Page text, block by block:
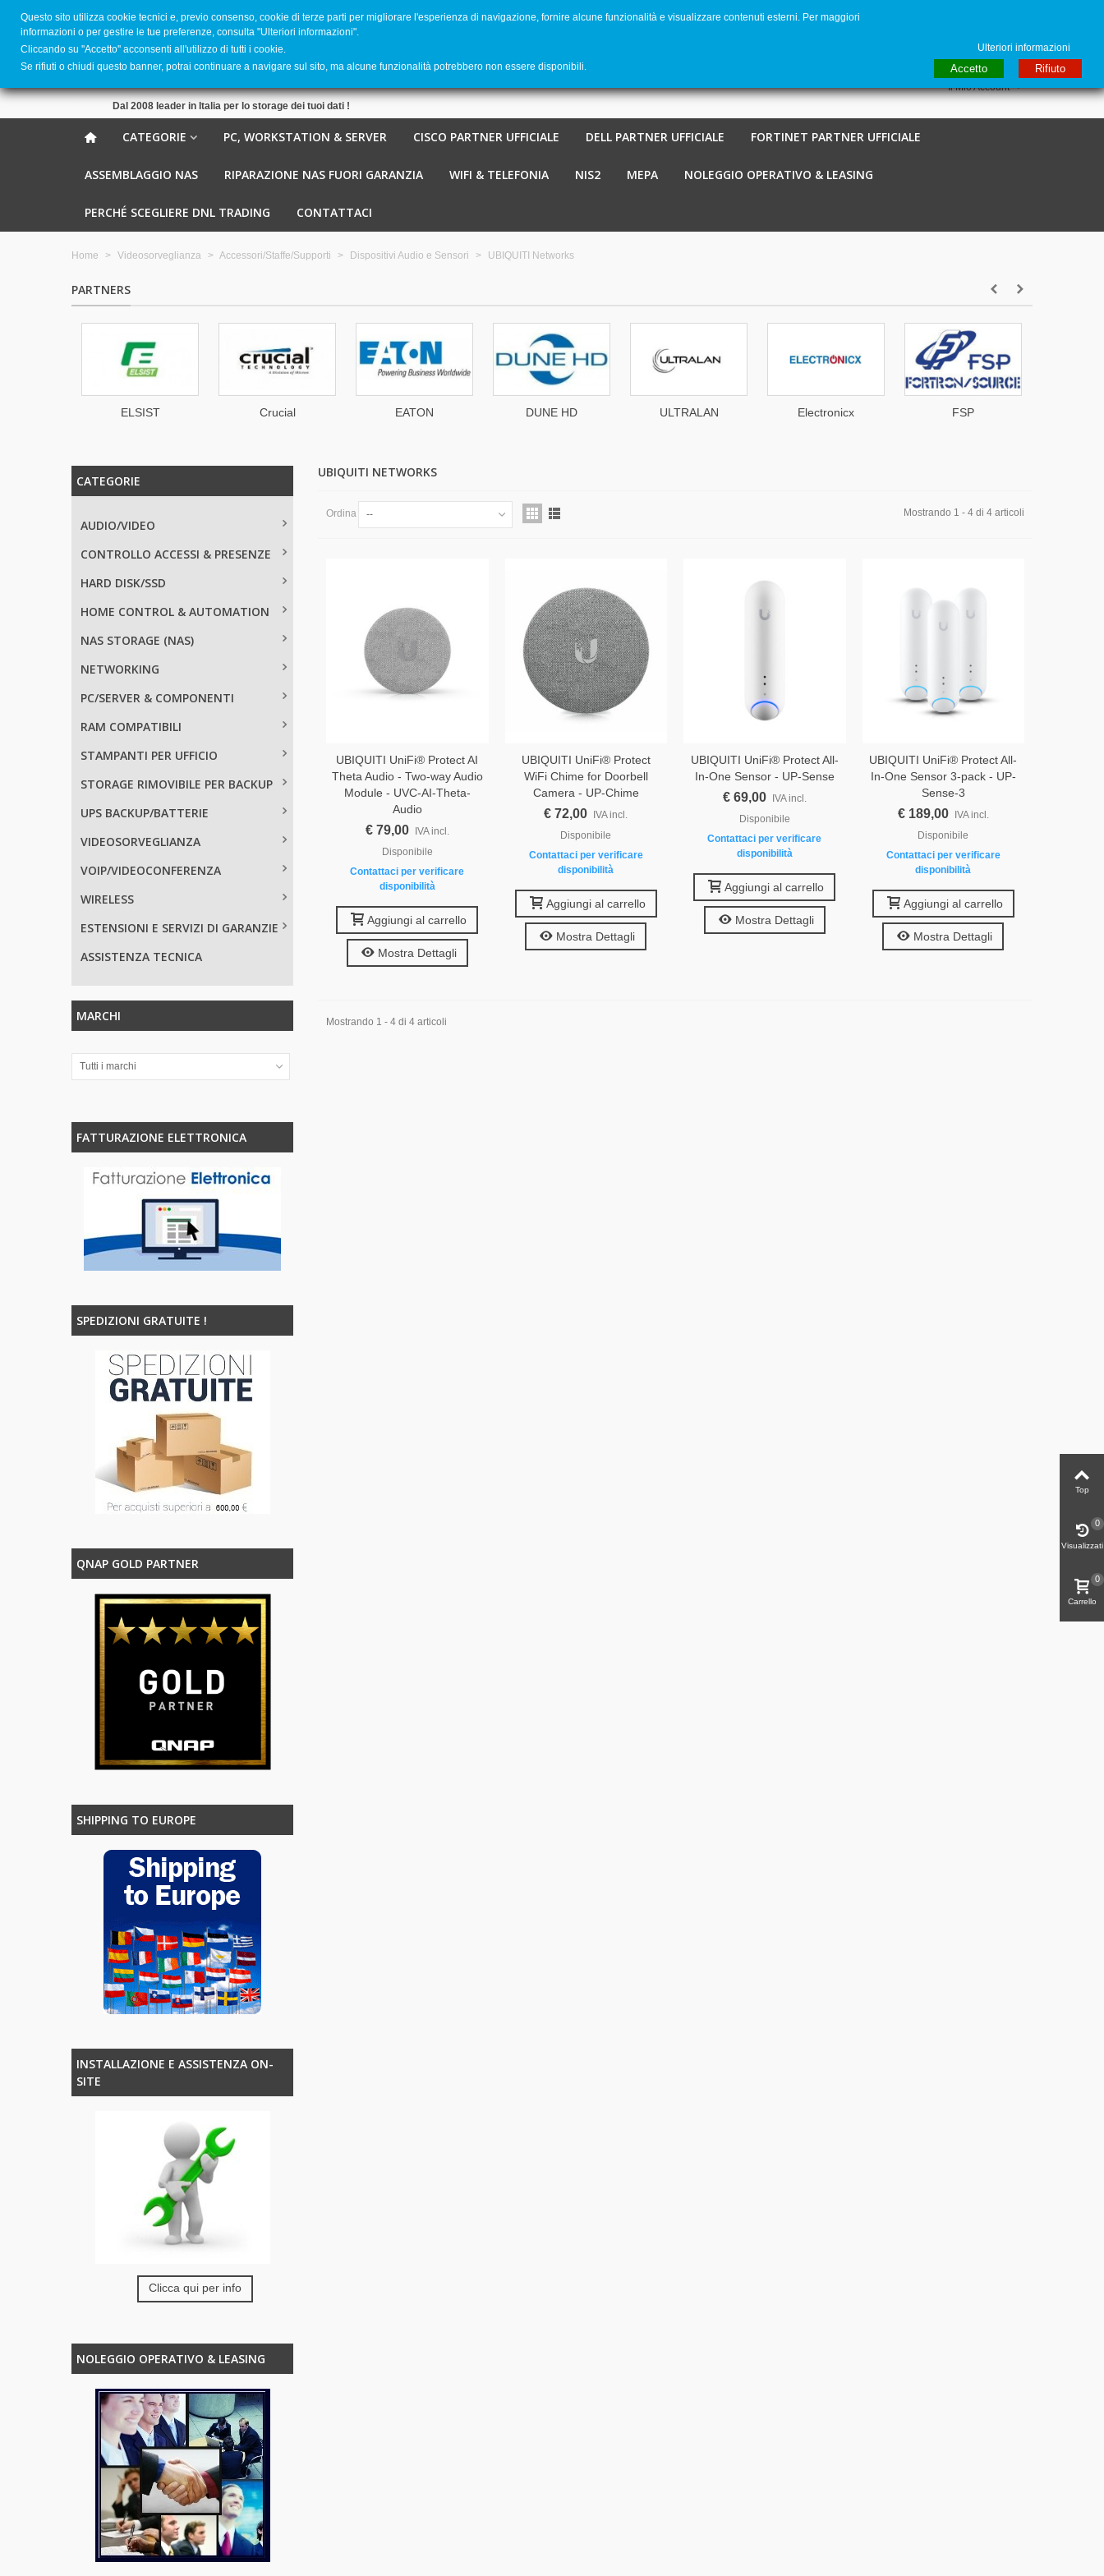
Dal 2008 leader in Italia per lo storage dei tuoi dati !
Il Mio Account
CATEGORIE PC, WORKSTATION & SERVER CISCO PARTNER UFFICIALE DELL PARTNER UFFICIALE FORTINET PARTNER UFFICIALE
ASSEMBLAGGIO NAS RIPARAZIONE NAS FUORI GARANZIA WIFI & TELEFONIA NIS2 MEPA NOLEGGIO OPERATIVO & LEASING
PERCHÉ SCEGLIERE DNL TRADING CONTATTACI
Home > Videosorveglianza > Accessori/Staffe/Supporti > Dispositivi Audio e Sensori > UBIQUITI Networks
PARTNERS
ELSIST Crucial EATON DUNE HD ULTRALAN Electronicx FSP
CATEGORIE
AUDIO/VIDEO
CONTROLLO ACCESSI & PRESENZE
HARD DISK/SSD
HOME CONTROL & AUTOMATION
NAS STORAGE (NAS)
NETWORKING
PC/SERVER & COMPONENTI
RAM COMPATIBILI
STAMPANTI PER UFFICIO
STORAGE RIMOVIBILE PER BACKUP
UPS BACKUP/BATTERIE
VIDEOSORVEGLIANZA
VOIP/VIDEOCONFERENZA
WIRELESS
ESTENSIONI E SERVIZI DI GARANZIE
ASSISTENZA TECNICA
MARCHI
Tutti i marchi
FATTURAZIONE ELETTRONICA
SPEDIZIONI GRATUITE !
QNAP GOLD PARTNER
SHIPPING TO EUROPE
INSTALLAZIONE E ASSISTENZA ON-
SITE
Clicca qui per info
NOLEGGIO OPERATIVO & LEASING
UBIQUITI NETWORKS
Ordina -- Mostrando 1 - 4 di 4 articoli
UBIQUITI UniFi® Protect AI
Theta Audio - Two-way Audio
Module - UVC-AI-Theta-
Audio
€ 79,00
IVA incl.
Disponibile
Contattaci per verificare
disponibilità
Aggiungi al carrello
Mostra Dettagli
UBIQUITI UniFi® Protect
WiFi Chime for Doorbell
Camera - UP-Chime
€ 72,00
IVA incl.
Disponibile
Contattaci per verificare
disponibilità
Aggiungi al carrello
Mostra Dettagli
UBIQUITI UniFi® Protect All-
In-One Sensor - UP-Sense
€ 69,00
IVA incl.
Disponibile
Contattaci per verificare
disponibilità
Aggiungi al carrello
Mostra Dettagli
UBIQUITI UniFi® Protect All-
In-One Sensor 3-pack - UP-
Sense-3
€ 189,00
IVA incl.
Disponibile
Contattaci per verificare
disponibilità
Aggiungi al carrello
Mostra Dettagli
Mostrando 1 - 4 di 4 articoli
Top
Visualizzati
0
Carrello
0
Questo sito utilizza cookie tecnici e, previo consenso, cookie di terze parti per migliorare l'esperienza di navigazione, fornire alcune funzionalità e visualizzare contenuti esterni. Per maggiori
informazioni o per gestire le tue preferenze, consulta "Ulteriori informazioni".
Cliccando su ''Accetto'' acconsenti all'utilizzo di tutti i cookie.
Se rifiuti o chiudi questo banner, potrai continuare a navigare sul sito, ma alcune funzionalità potrebbero non essere disponibili.
Ulteriori informazioni
Accetto Rifiuto